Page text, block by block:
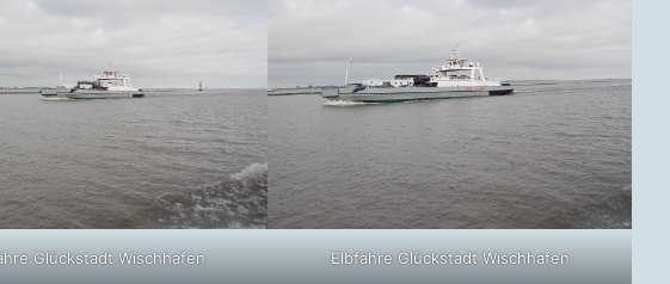
Glückstadt Wischhafen Elbfähre Glückstadt Wischhafen